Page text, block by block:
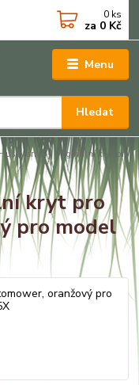
Menu
Hledat
0 ks
za 0 Kč
- Originální kryt pro
kryt pro
pro model